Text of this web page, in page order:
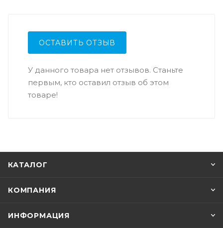
ОСТАВИТЬ ОТЗЫВ
У данного товара нет отзывов. Станьте
первым, кто оставил отзыв об этом
товаре!
КАТАЛОГ
КОМПАНИЯ
ИНФОРМАЦИЯ